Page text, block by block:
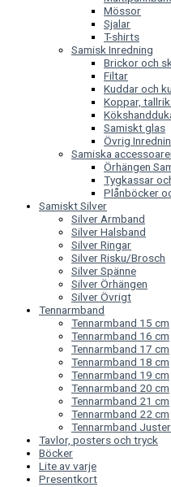
Mössor
Sjalar
T-shirts
Samisk Inredning
Brickor och
Filtar
Kuddar och
Koppar,
Samiskt glas
Övrig
Samiska
Örhängen
Tygkassar
Plånböcker
Samiskt Silver
Silver Armband
Silver Halsband
Silver Ringar
Silver Risku/Brosch
Silver Spänne
Silver Örhängen
Silver Övrigt
Tennarmband
Tennarmband 15 cm
Tennarmband 16 cm
Tennarmband 17 cm
Tennarmband 18 cm
Tennarmband 19 cm
Tennarmband 20 cm
Tennarmband 21 cm
Tennarmband 22 cm
Tennarmband
Tavlor, posters och tryck
Böcker
Lite av varje
Presentkort